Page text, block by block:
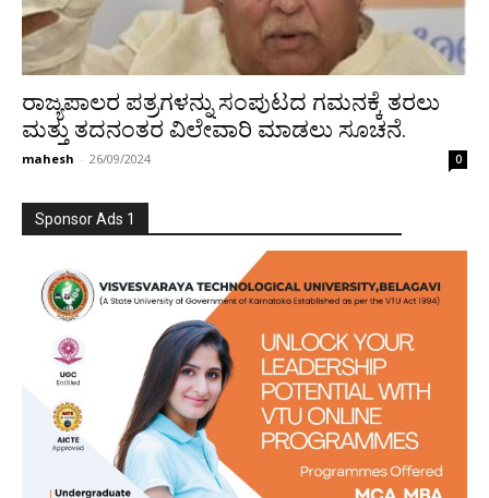
ರಾಜ್ಯಪಾಲರ ಪತ್ರಗಳನ್ನು ಸಂಪುಟದ ಗಮನಕ್ಕೆ ತರಲು
ಮತ್ತು ತದನಂತರ ವಿಲೇವಾರಿ ಮಾಡಲು ಸೂಚನೆ.
mahesh - 26/09/2024 0
Sponsor Ads 1